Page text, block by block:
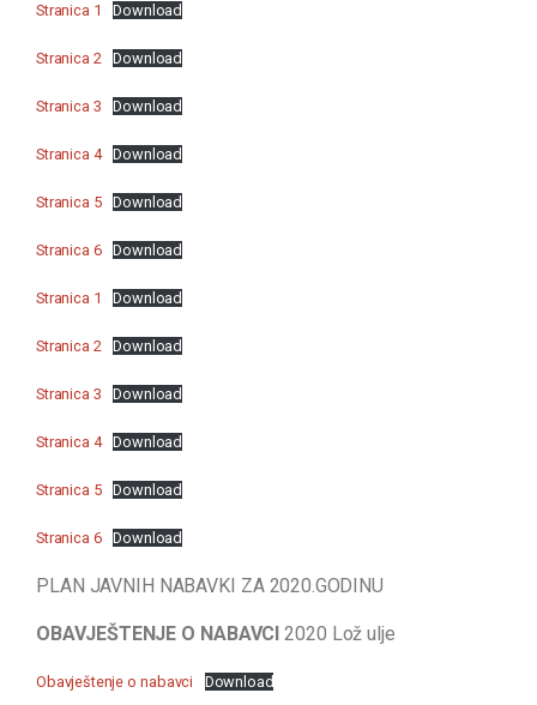
Stranica 1 Download
Stranica 2 Download
Stranica 3 Download
Stranica 4 Download
Stranica 5 Download
Stranica 6 Download
Stranica 1 Download
Stranica 2 Download
Stranica 3 Download
Stranica 4 Download
Stranica 5 Download
Stranica 6 Download
PLAN JAVNIH NABAVKI ZA 2020.GODINU
OBAVJEŠTENJE O NABAVCI 2020 Lož ulje
Obavještenje o nabavci Download